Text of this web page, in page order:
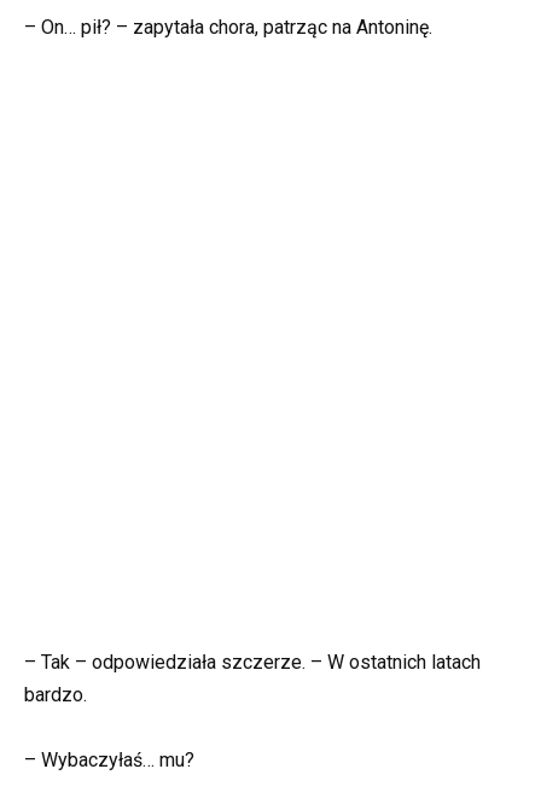
– On… pił? – zapytała chora, patrząc na Antoninę.
– Tak – odpowiedziała szczerze. – W ostatnich latach
bardzo.
– Wybaczyłaś… mu?